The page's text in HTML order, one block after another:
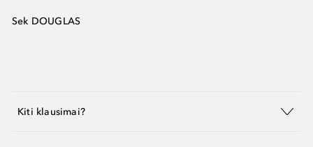
Sek DOUGLAS
Kiti klausimai?